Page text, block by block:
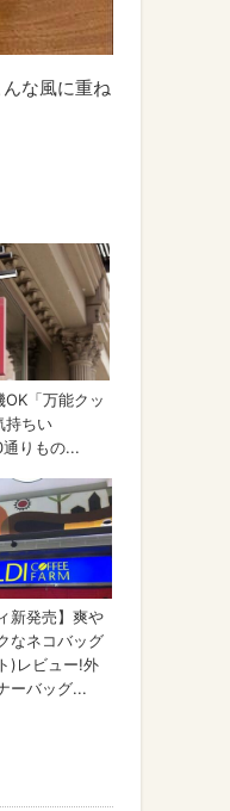
な風に重ね